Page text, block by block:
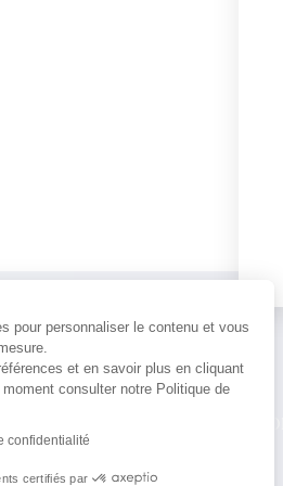
pour personnaliser le contenu et vous
et en savoir plus en cliquant
moment consulter notre Politique de
confidentialité
certifiés par